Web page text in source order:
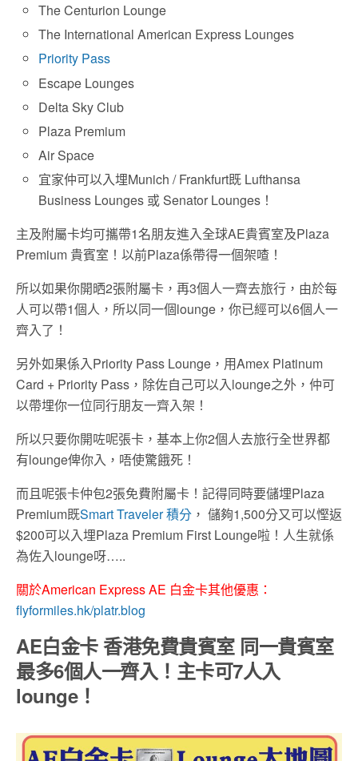
The Centurion Lounge
The International American Express Lounges
Priority Pass
Escape Lounges
Delta Sky Club
Plaza Premium
Air Space
宜家仲可以入埋Munich / Frankfurt既 Lufthansa
Business Lounges 或 Senator Lounges！
主及附屬卡均可攜帶1名朋友進入全球AE貴賓室及Plaza
Premium 貴賓室！以前Plaza係帶得一個架喳！
所以如果你開晒2張附屬卡，再3個人一齊去旅行，由於每
人可以帶1個人，所以同一個lounge，你已經可以6個人一
齊入了！
另外如果係入Priority Pass Lounge，用Amex Platinum
Card + Priority Pass，除佐自己可以入lounge之外，仲可
以帶埋你一位同行朋友一齊入架！
所以只要你開咗呢張卡，基本上你2個人去旅行全世界都
有lounge俾你入，唔使驚餓死！
而且呢張卡仲包2張免費附屬卡！記得同時要儲埋Plaza
Premium既Smart Traveler 積分 ， 儲夠1,500分又可以慳返
$200可以入埋Plaza Premium First Lounge啦！人生就係
為佐入lounge呀…..
關於American Express AE 白金卡其他優惠：
flyformiles.hk/platr.blog
AE白金卡 香港免費貴賓室 同一貴賓室
最多6個人一齊入！主卡可7人入
lounge！